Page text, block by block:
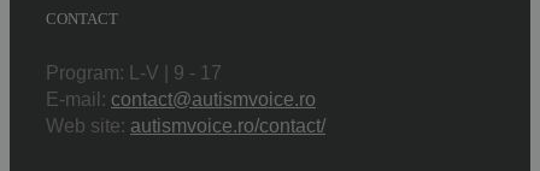
CONTACT
Program: L-V | 9 - 17
E-mail: contact@autismvoice.ro
Web site: autismvoice.ro/contact/